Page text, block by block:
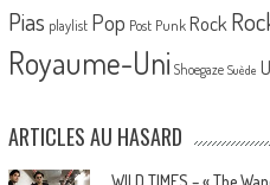
Pias playlist Pop Post Punk Rock
Royaume-Uni Shoegaze Suède
ARTICLES AU HASARD
WILD TIMES – « The